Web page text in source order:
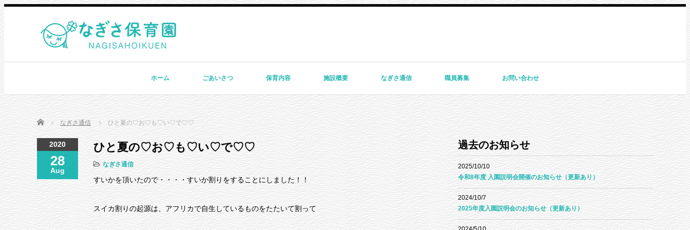
ホーム ごあいさつ 保育内容 施設概要 なぎさ通信 職員募集 お問い合わせ
Home なぎさ通信 ひと夏の♡お♡も♡い♡で♡♡
2020
28
Aug
ひと夏の♡お♡も♡い♡で♡♡
なぎさ通信
すいかを頂いたので・・・・すいか割りをすることにしました！！
スイカ割りの起源は、アフリカで自生しているものをたたいて割って
過去のお知らせ
2025/10/10
令和8年度 入園説明会開催のお知らせ（更新あり）
2024/10/7
2025年度入園説明会のお知らせ（更新あり）